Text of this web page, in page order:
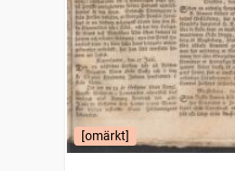
[omärkt]